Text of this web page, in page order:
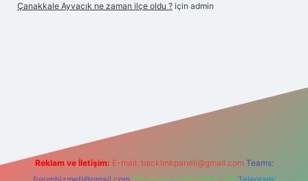
Çanakkale Ayvacık ne zaman ilçe oldu ? için admin
Reklam ve İletişim: E-mail: backlinkpaneli@gmail.com Teams: